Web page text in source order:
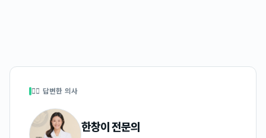
👩‍⚕️ 답변한 의사
한창이전문의